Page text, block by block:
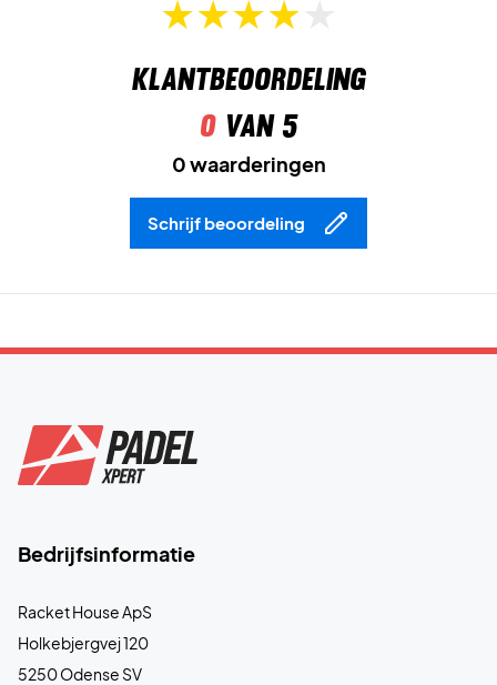
Lichtgewicht ontwerpvermindert overbodig gewicht en
Sonicsmash FF Women Wit vandaag nog!
Klantbeoordeling
0van 5
0 waarderingen
Schrijf beoordeling
Bedrijfsinformatie
Racket House ApS
Holkebjergvej 120
5250 Odense SV